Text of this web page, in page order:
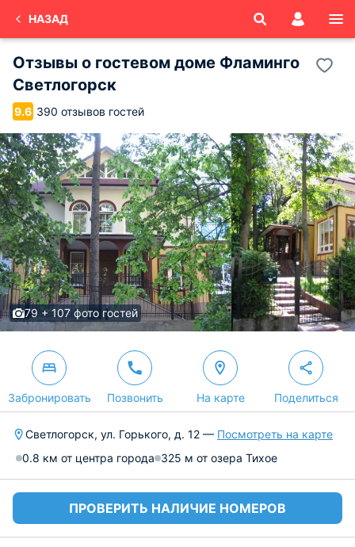
НАЗАД
Отзывы о гостевом доме Фламинго
Светлогорск
9.6 390 отзывов гостей
79 + 107 фото гостей
Забронировать Позвонить На карте Поделиться
Светлогорск, ул. Горького, д. 12 — Посмотреть на карте
0.8 км от центра города 325 м от озера Тихое
ПРОВЕРИТЬ НАЛИЧИЕ НОМЕРОВ